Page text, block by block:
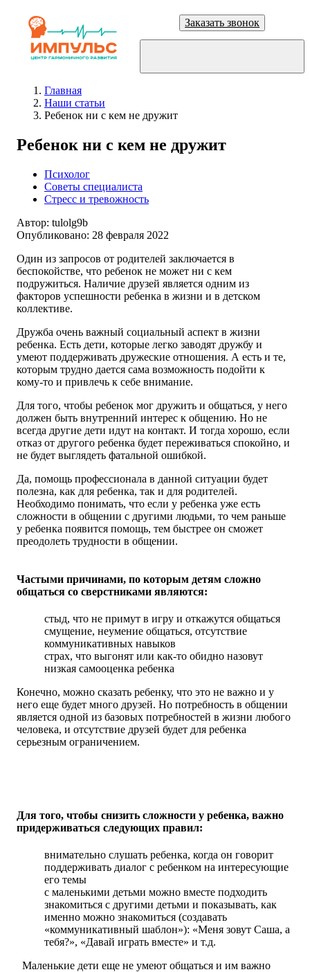
Заказать звонок
Главная
Наши статьи
Ребенок ни с кем не дружит
Ребенок ни с кем не дружит
Психолог
Советы специалиста
Стресс и тревожность
Автор: tulolg9b
Опубликовано: 28 февраля 2022
Один из запросов от родителей заключается в
беспокойстве, что ребенок не может ни с кем
подружиться. Наличие друзей является одним из
факторов успешности ребенка в жизни и в детском
коллективе.
Дружба очень важный социальный аспект в жизни
ребенка. Есть дети, которые легко заводят дружбу и
умеют поддерживать дружеские отношения. А есть и те,
которым трудно дается сама возможность подойти к
кому-то и привлечь к себе внимание.
Для того, чтобы ребенок мог дружить и общаться, у него
должен быть внутренний интерес к общению. Но не
всегда другие дети идут на контакт. И тогда хорошо, если
отказ от другого ребенка будет переживаться спокойно, и
не будет выглядеть фатальной ошибкой.
Да, помощь профессионала в данной ситуации будет
полезна, как для ребенка, так и для родителей.
Необходимо понимать, что если у ребенка уже есть
сложности в общении с другими людьми, то чем раньше
у ребенка появится помощь, тем быстрее он сможет
преодолеть трудности в общении.
Частыми причинами, по которым детям сложно
общаться со сверстниками являются:
стыд, что не примут в игру и откажутся общаться
смущение, неумение общаться, отсутствие
коммуникативных навыков
страх, что выгонят или как-то обидно назовут
низкая самооценка ребенка
Конечно, можно сказать ребенку, что это не важно и у
него еще будет много друзей. Но потребность в общении
является одной из базовых потребностей в жизни любого
человека, и отсутствие друзей будет для ребенка
серьезным ограничением.
Для того, чтобы снизить сложности у ребенка, важно
придерживаться следующих правил:
внимательно слушать ребенка, когда он говорит
поддерживать диалог с ребенком на интересующие
его темы
с маленькими детьми можно вместе подходить
знакомиться с другими детьми и показывать, как
именно можно знакомиться (создавать
«коммуникативный шаблон»): «Меня зовут Саша, а
тебя?», «Давай играть вместе» и т.д.
Маленькие дети еще не умеют общаться и им важно